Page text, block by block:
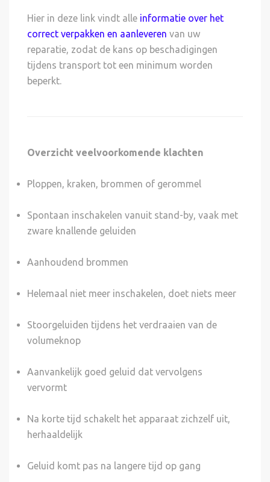
Hier in deze link vindt alle informatie over het
correct verpakken en aanleveren van uw
reparatie, zodat de kans op beschadigingen
tijdens transport tot een minimum worden
beperkt.
Overzicht veelvoorkomende klachten
Ploppen, kraken, brommen of gerommel
Spontaan inschakelen vanuit stand-by, vaak met
zware knallende geluiden
Aanhoudend brommen
Helemaal niet meer inschakelen, doet niets meer
Stoorgeluiden tijdens het verdraaien van de
volumeknop
Aanvankelijk goed geluid dat vervolgens
vervormt
Na korte tijd schakelt het apparaat zichzelf uit,
herhaaldelijk
Geluid komt pas na langere tijd op gang